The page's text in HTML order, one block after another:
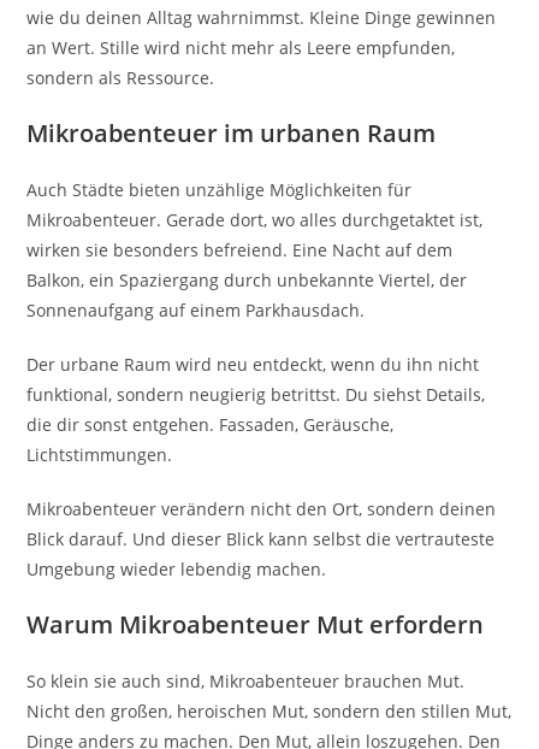
wie du deinen Alltag wahrnimmst. Kleine Dinge gewinnen
an Wert. Stille wird nicht mehr als Leere empfunden,
sondern als Ressource.
Mikroabenteuer im urbanen Raum
Auch Städte bieten unzählige Möglichkeiten für
Mikroabenteuer. Gerade dort, wo alles durchgetaktet ist,
wirken sie besonders befreiend. Eine Nacht auf dem
Balkon, ein Spaziergang durch unbekannte Viertel, der
Sonnenaufgang auf einem Parkhausdach.
Der urbane Raum wird neu entdeckt, wenn du ihn nicht
funktional, sondern neugierig betrittst. Du siehst Details,
die dir sonst entgehen. Fassaden, Geräusche,
Lichtstimmungen.
Mikroabenteuer verändern nicht den Ort, sondern deinen
Blick darauf. Und dieser Blick kann selbst die vertrauteste
Umgebung wieder lebendig machen.
Warum Mikroabenteuer Mut erfordern
So klein sie auch sind, Mikroabenteuer brauchen Mut.
Nicht den großen, heroischen Mut, sondern den stillen Mut,
Dinge anders zu machen. Den Mut, allein loszugehen. Den